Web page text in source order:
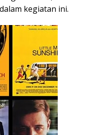
kegiatan ini.